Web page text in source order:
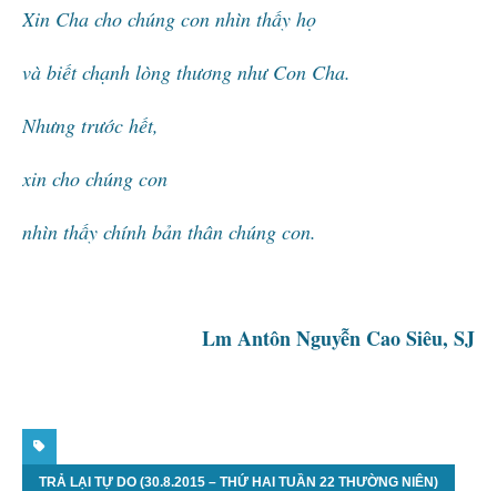
Xin Cha cho chúng con nhìn thấy họ
và biết chạnh lòng thương như Con Cha.
Nhưng trước hết,
xin cho chúng con
nhìn thấy chính bản thân chúng con.
Lm Antôn Nguyễn Cao Siêu, SJ
TRẢ LẠI TỰ DO (30.8.2015 – THỨ HAI TUẦN 22 THƯỜNG NIÊN)